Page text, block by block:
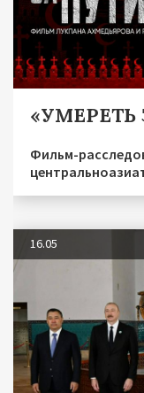
Фильм-
16.05